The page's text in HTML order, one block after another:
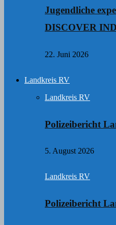
Jugendliche
DISCOVER
22. Juni 2026
Landkreis RV
Landkreis RV
Polizeibericht
5. August 2026
Landkreis RV
Polizeibericht